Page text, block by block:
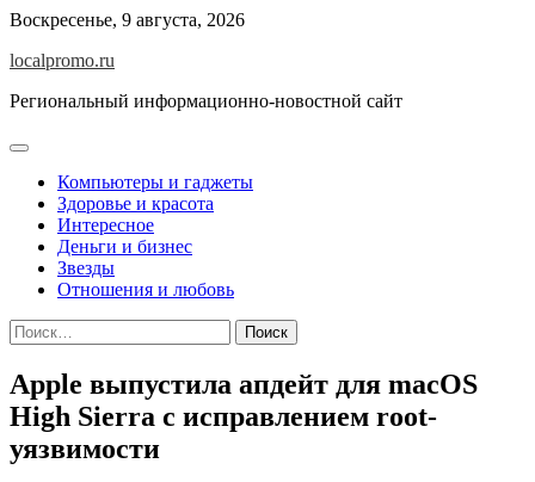
Перейти
содержимому
Воскресенье, 9 августа, 2026
localpromo.ru
Региональный информационно-новостной сайт
Компьютеры и гаджеты
Здоровье и красота
Интересное
Деньги и бизнес
Звезды
Отношения и любовь
Найти:
Apple выпустила апдейт для macOS
High Sierra с исправлением root-
уязвимости